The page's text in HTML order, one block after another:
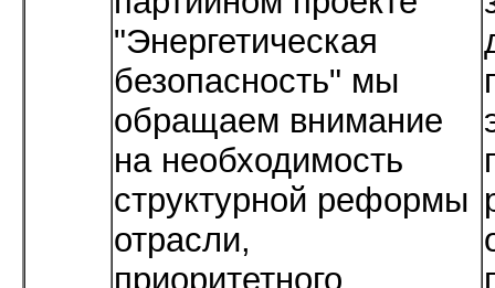
"Энергетическая
безопасность" мы
обращаем внимание
на необходимость
структурной реформы
отрасли,
приоритетного